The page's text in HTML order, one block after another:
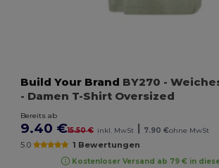
Build Your Brand BY270 -
- Damen T-Shirt Oversized
Bereits ab
9.40 €15.50 € inkl. MwSt | 7.90 €ohne MwSt
5.0 1 Bewertungen
Kostenloser Versand ab 79 € in